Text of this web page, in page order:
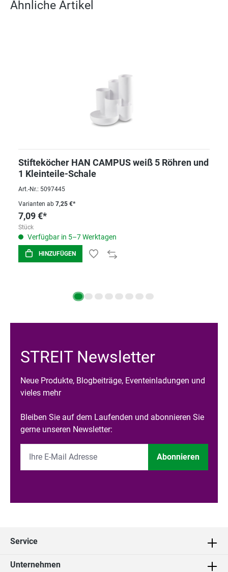
Ähnliche Artikel
Stifteköcher HAN CAMPUS weiß 5 Röhren und
1 Kleinteile-Schale
Art.-Nr.: 5097445
Varianten ab 7,25 €*
7,09 €*
Stück
Verfügbar in 5–7 Werktagen
HINZUFÜGEN
STREIT Newsletter
Neue Produkte, Blogbeiträge, Eventeinladungen und
vieles mehr
Bleiben Sie auf dem Laufenden und abonnieren Sie
gerne unseren Newsletter:
Abonnieren
Service
Unternehmen